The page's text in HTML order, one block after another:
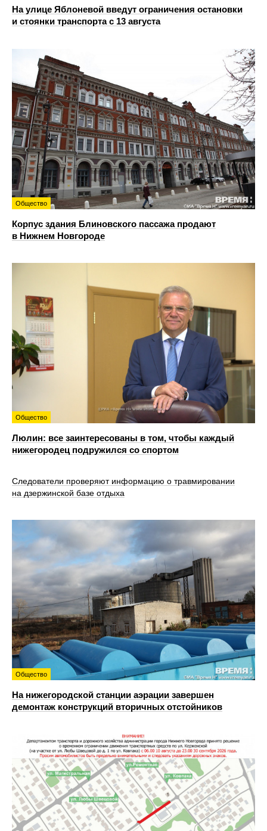
На улице Яблоневой введут ограничения остановки
и стоянки транспорта с 13 августа
Общество
Корпус здания Блиновского пассажа продают
в Нижнем Новгороде
Общество
Люлин: все заинтересованы в том, чтобы каждый
нижегородец подружился со спортом
Следователи проверяют информацию о травмировании
на дзержинской базе отдыха
Общество
На нижегородской станции аэрации завершен
демонтаж конструкций вторичных отстойников